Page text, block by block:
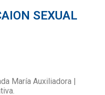
SEXUAL
María Auxiliadora |